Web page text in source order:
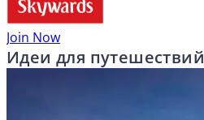
Join Now
Идеи для путешествий